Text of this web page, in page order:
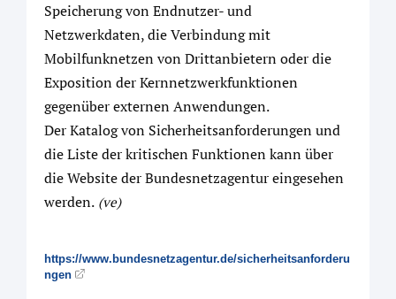
Speicherung von Endnutzer- und
Netzwerkdaten, die Verbindung mit
Mobilfunknetzen von Drittanbietern oder die
Exposition der Kernnetzwerkfunktionen
gegenüber externen Anwendungen.
Der Katalog von Sicherheitsanforderungen und
die Liste der kritischen Funktionen kann über
die Website der Bundesnetzagentur eingesehen
werden. (ve)
https://www.bundesnetzagentur.de/sicherheitsanforderu
ngen